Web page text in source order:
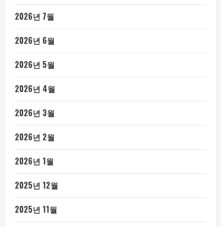
2026년 7월
2026년 6월
2026년 5월
2026년 4월
2026년 3월
2026년 2월
2026년 1월
2025년 12월
2025년 11월